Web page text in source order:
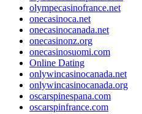
olympecasinofrance.net
onecasinoca.net
onecasinocanada.net
onecasinonz.org
onecasinosuomi.com
Online Dating
onlywincasinocanada.net
onlywincasinocanada.org
oscarspinespana.com
oscarspinfrance.com